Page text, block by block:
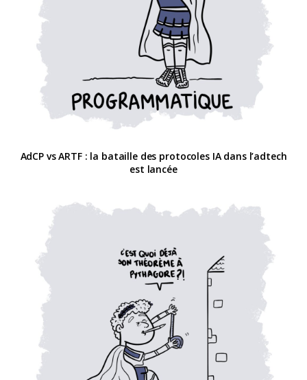
AdCP vs ARTF : la bataille des protocoles IA dans l’adtech
est lancée